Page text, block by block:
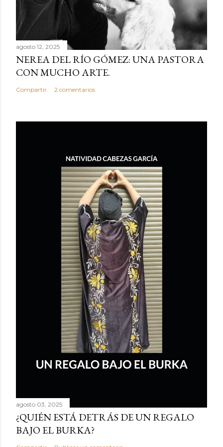
o
m
e
n
t
a
o
agosto 12, 2025
NEREA DEL RÍO GÓMEZ: UNA PASTORA
CON MUCHO ARTE.
Compartir 2 comentarios
agosto 03, 2025
¿QUIÉN ESTÁ DETRÁS DE UN REGALO
BAJO EL BURKA?